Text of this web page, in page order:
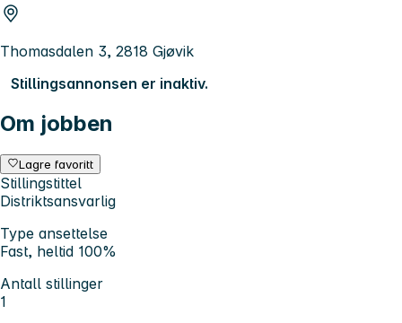
Thomasdalen 3, 2818 Gjøvik
Stillingsannonsen er inaktiv.
Om jobben
Lagre favoritt
Stillingstittel
Distriktsansvarlig
Type ansettelse
Fast, heltid 100%
Antall stillinger
1